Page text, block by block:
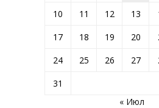
10
11 12 13
17
18 19 20
24
25 26 27
31
« Июл